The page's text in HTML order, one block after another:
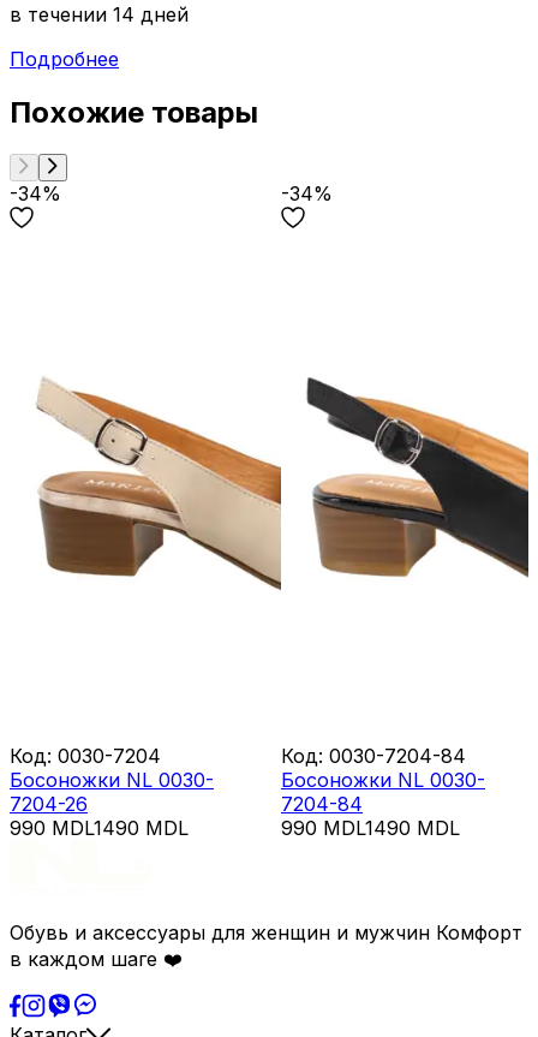
в течении 14 дней
Подробнее
Похожие товары
-34%
Код: 0030-7204
Босоножки NL 0030-
7204-26
990 MDL1490 MDL
-34%
Код: 0030-7204-84
Босоножки NL 0030-
7204-84
990 MDL1490 MDL
Обувь и аксессуары для женщин и мужчин Комфорт
в каждом шаге ❤️